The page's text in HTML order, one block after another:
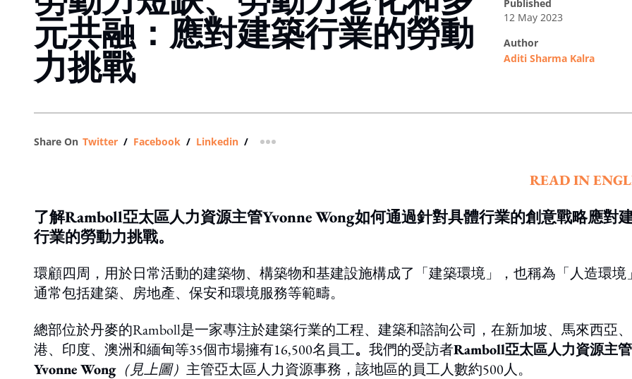
元共融：應對建築行業的勞動
力挑戰
published
12 May 2023
author
Aditi Sharma Kalra
Share On Twitter / Facebook / Linkedin / more sharing option
READ IN
了解Ramboll亞太區人力資源主管Yvonne Wong如何通過針對具體行業的創意戰略應對
行業的勞動力挑戰。
環顧四周，用於日常活動的建築物、構築物和基建設施構成了「建築環境」，也稱為「人造環境
通常包括建築、房地產、保安和環境服務等範疇。
總部位於丹麥的Ramboll是一家專注於建築行業的工程、建築和諮詢公司，在新加坡、馬來西亞
港、印度、澳洲和緬甸等35個市場擁有16,500名員工。 我們的受訪者Ramboll亞太區人力資源主管
Yvonne Wong（見上圖） 主管亞太區人力資源事務，該地區的員工人數約500人。